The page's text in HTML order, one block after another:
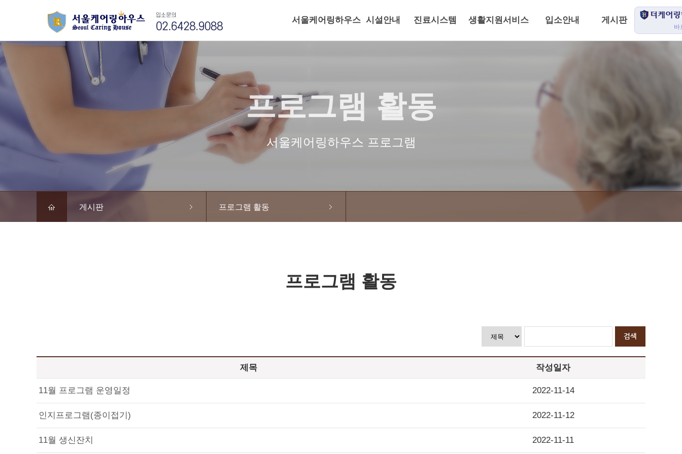
서울케어링하우스 시설안내 진료시스템 생활지원서비스 입소안내 게시판
바
프로그램 활동
서울케어링하우스 프로그램
게시판 프로그램 활동
프로그램 활동
제목 작성일자
11월 프로그램 운영일정 2022-11-14
인지프로그램(종이접기) 2022-11-12
11월 생신잔치 2022-11-11